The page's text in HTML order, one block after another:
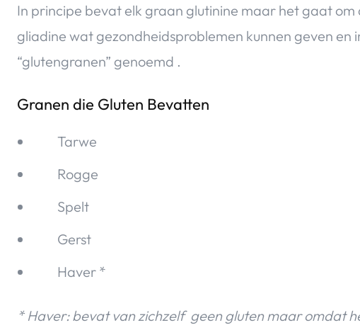
In principe bevat elk graan glutinine maar het gaat
gliadine wat gezondheidsproblemen kunnen geven en
“glutengranen” genoemd .
Granen die Gluten Bevatten
Tarwe
Rogge
Spelt
Gerst
Haver *
* Haver: bevat van zichzelf geen gluten maar omdat